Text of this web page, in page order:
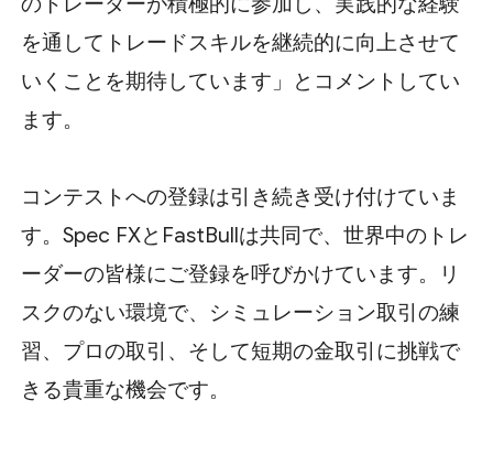
を通してトレードス​​キルを継続的に向上させて
いくことを期待しています」とコメントしてい
ます。
コンテストへの登録は引き続き受け付けていま
す。Spec FXとFastBullは共同で、世界中のトレ
ーダーの皆様にご登録を呼びかけています。リ
スクのない環境で、シミュレーション取引の練
習、プロの取引、そして短期の金取引に挑戦で
きる貴重な機会です。